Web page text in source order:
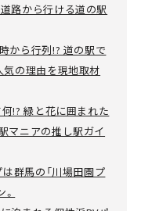
路から行ける道の駅
から行列!? 道の駅で
気の理由を現地取材
!? 緑と花に囲まれた
マニアの推し駅ガイ
群馬の「川場田園プ
ーポリシー
採用情報